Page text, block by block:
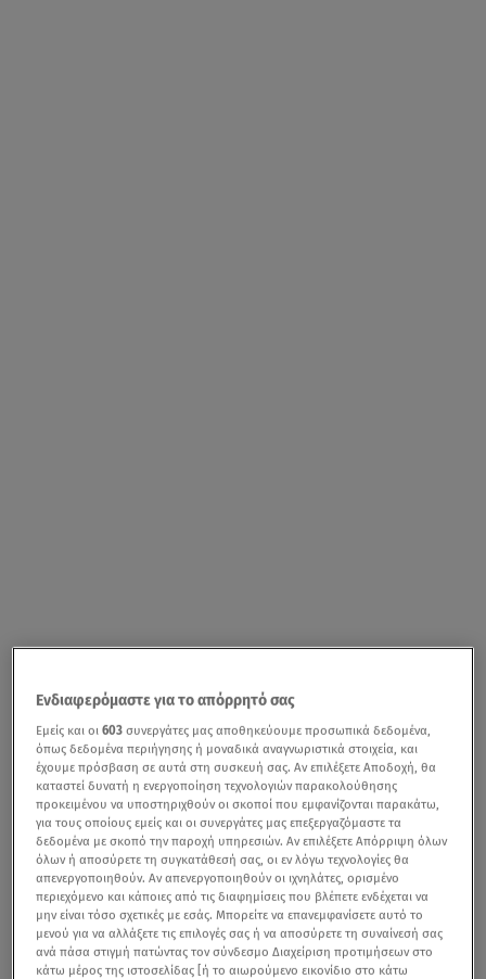
Ενδιαφερόμαστε για το απόρρητό σας
Εμείς και οι603 συνεργάτες μας αποθηκεύουμε προσωπικά δεδομένα,
όπως δεδομένα περιήγησης ή μοναδικά αναγνωριστικά στοιχεία, και
έχουμε πρόσβαση σε αυτά στη συσκευή σας. Αν επιλέξετε Αποδοχή, θα
καταστεί δυνατή η ενεργοποίηση τεχνολογιών παρακολούθησης
προκειμένου να υποστηριχθούν οι σκοποί που εμφανίζονται παρακάτω,
για τους οποίους εμείς και οι συνεργάτες μας επεξεργαζόμαστε τα
δεδομένα με σκοπό την παροχή υπηρεσιών. Αν επιλέξετε Απόρριψη όλων
όλων ή αποσύρετε τη συγκατάθεσή σας, οι εν λόγω τεχνολογίες θα
απενεργοποιηθούν. Αν απενεργοποιηθούν οι ιχνηλάτες, ορισμένο
περιεχόμενο και κάποιες από τις διαφημίσεις που βλέπετε ενδέχεται να
μην είναι τόσο σχετικές με εσάς. Μπορείτε να επανεμφανίσετε αυτό το
μενού για να αλλάξετε τις επιλογές σας ή να αποσύρετε τη συναίνεσή σας
ανά πάσα στιγμή πατώντας τον σύνδεσμο Διαχείριση προτιμήσεων στο
κάτω μέρος της ιστοσελίδας [ή το αιωρούμενο εικονίδιο στο κάτω